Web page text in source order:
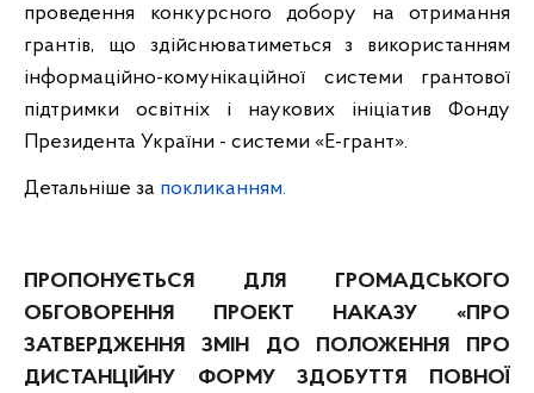
проведення конкурсного добору на отримання
грантів, що здійснюватиметься з використанням
інформаційно-комунікаційної системи грантової
підтримки освітніх і наукових ініціатив Фонду
Президента України - системи «Е-грант».
Детальніше за покликанням.
ПРОПОНУЄТЬСЯ ДЛЯ ГРОМАДСЬКОГО
ОБГОВОРЕННЯ ПРОЕКТ НАКАЗУ «ПРО
ЗАТВЕРДЖЕННЯ ЗМІН ДО ПОЛОЖЕННЯ ПРО
ДИСТАНЦІЙНУ ФОРМУ ЗДОБУТТЯ ПОВНОЇ